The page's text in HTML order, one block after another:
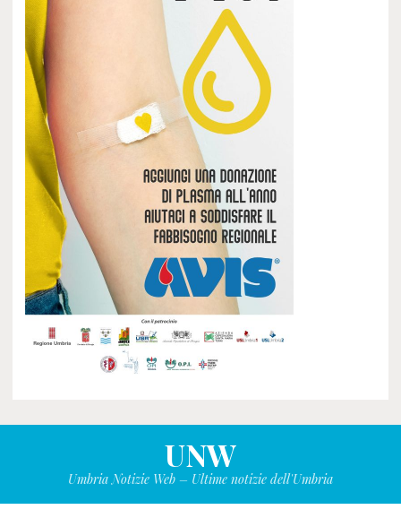
UNW
Umbria Notizie Web – Ultime notizie dell'Umbria